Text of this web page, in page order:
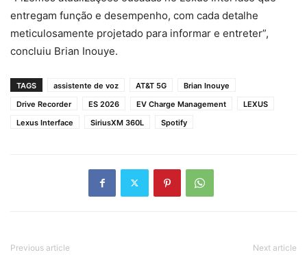
entregam função e desempenho, com cada detalhe
meticulosamente projetado para informar e entreter”,
concluiu Brian Inouye.
TAGS assistente de voz AT&T 5G
Brian Inouye
Drive Recorder
ES 2026 EV Charge Management
LEXUS
Lexus Interface
SiriusXM 360L Spotify
Previous article Next article